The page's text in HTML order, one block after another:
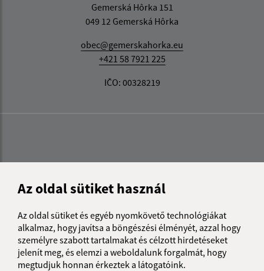
Az oldal sütiket használ
Az oldal sütiket és egyéb nyomkövető technológiákat
alkalmaz, hogy javítsa a böngészési élményét, azzal hogy
személyre szabott tartalmakat és célzott hirdetéseket
jelenít meg, és elemzi a weboldalunk forgalmát, hogy
megtudjuk honnan érkeztek a látogatóink.
Gemerská Hôrka 151
049 12 Gemerská Hôrka
obec@gemerskahorka.eu
+421 58 7921 225
IČO: 00328219